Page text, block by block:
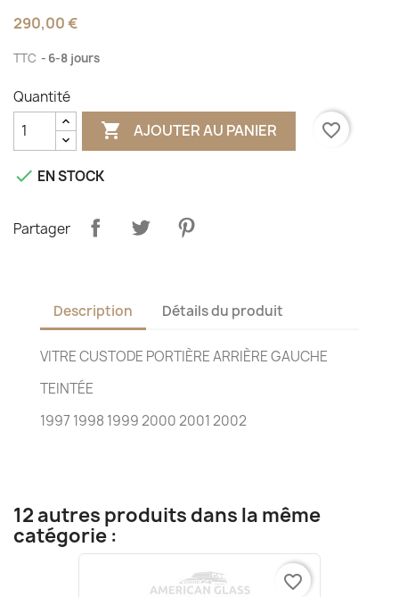
290,00 €
TTC 6-8 jours
Quantité
 AJOUTER AU PANIER favorite_border
 EN STOCK
Partager
Description Détails du produit
VITRE CUSTODE PORTIÈRE ARRIÈRE GAUCHE
TEINTÉE
1997 1998 1999 2000 2001 2002
12 autres produits dans la même
catégorie :
favorite_border